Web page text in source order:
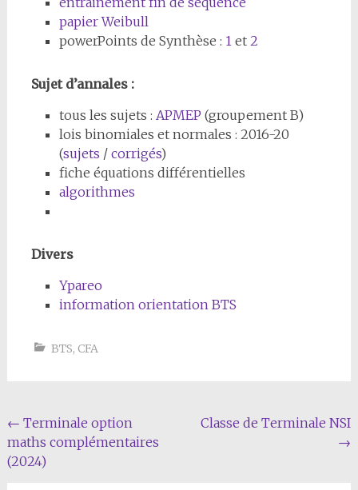
papier Weibull
powerPoints de Synthèse : 1et 2
Sujet d’annales :
tous les sujets : APMEP (groupement B)
lois binomiales et normales : 2016-20
(sujets / corrigés)
fiche équations différentielles
algorithmes
Divers
Ypareo
information orientation BTS
BTS, CFA
Navigation
de
l'article
← Terminale option
maths complémentaires
(2024)
Classe de Terminale NSI
→